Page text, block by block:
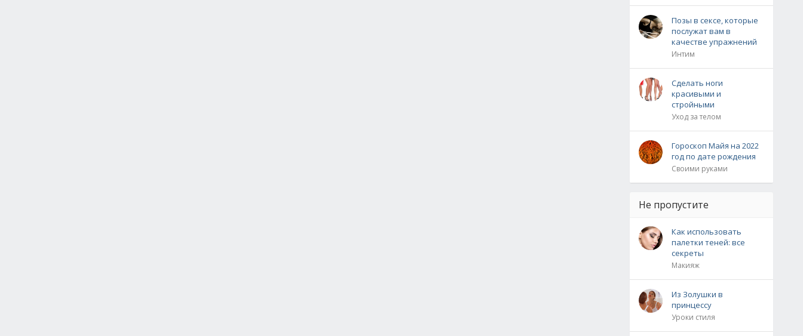
Позы в сексе, которые
послужат вам в
качестве упражнений
Интим
Сделать ноги
красивыми и
стройными
Уход за телом
Гороскоп Майя на 2022
год по дате рождения
Своими руками
Не пропустите
Как использовать
палетки теней: все
секреты
Макияж
Из Золушки в
принцессу
Уроки стиля